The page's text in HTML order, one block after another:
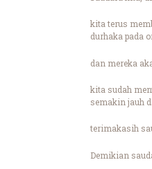
kita terus
durhaka pada
dan mereka
kita sudah
semakin jauh
terimakasih
Demikian